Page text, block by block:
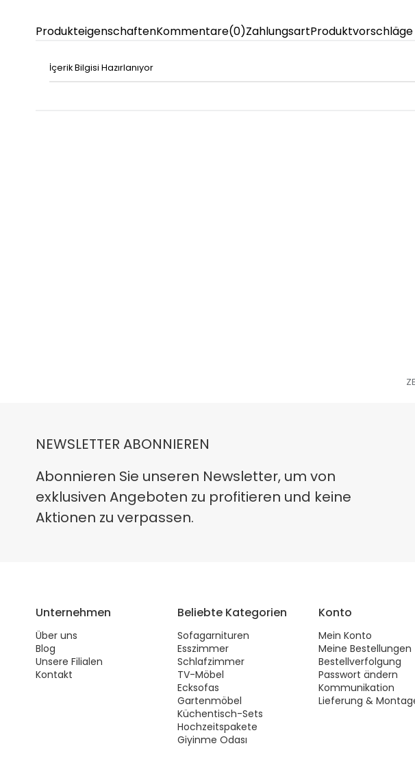
ProdukteigenschaftenKommentare(0)ZahlungsartProduktvorschläge
İçerik Bilgisi Hazırlanıyor
NEWSLETTER ABONNIEREN
Abonnieren Sie unseren Newsletter, um von
exklusiven Angeboten zu profitieren und keine
Aktionen zu verpassen.
Unternehmen
Über uns
Blog
Unsere Filialen
Kontakt
Beliebte Kategorien
Sofagarnituren
Esszimmer
Schlafzimmer
TV-Möbel
Ecksofas
Gartenmöbel
Küchentisch-Sets
Hochzeitspakete
Giyinme Odası
Konto
Mein Konto
Meine Bestellungen
Bestellverfolgung
Passwort ändern
Kommunikation
Lieferung &